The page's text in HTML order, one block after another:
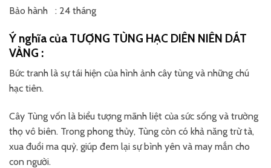
Bảo hành : 24 tháng
Ý nghĩa của TƯỢNG TÙNG HẠC DIÊN NIÊN DÁT
VÀNG :
Bức tranh là sự tái hiện của hình ảnh cây tùng và những chú
hạc tiên.
Cây Tùng vốn là biểu tượng mãnh liệt của sức sống và trường
thọ vô biên. Trong phong thủy, Tùng còn có khả năng trừ tà,
xua đuổi ma quỷ, giúp đem lại sự bình yên và may mắn cho
con người.